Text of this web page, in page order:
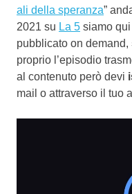
ali della speranza”
2021 su La 5 siamo
pubblicato on demand,
proprio l’episodio
al contenuto però devi
mail o attraverso il tuo